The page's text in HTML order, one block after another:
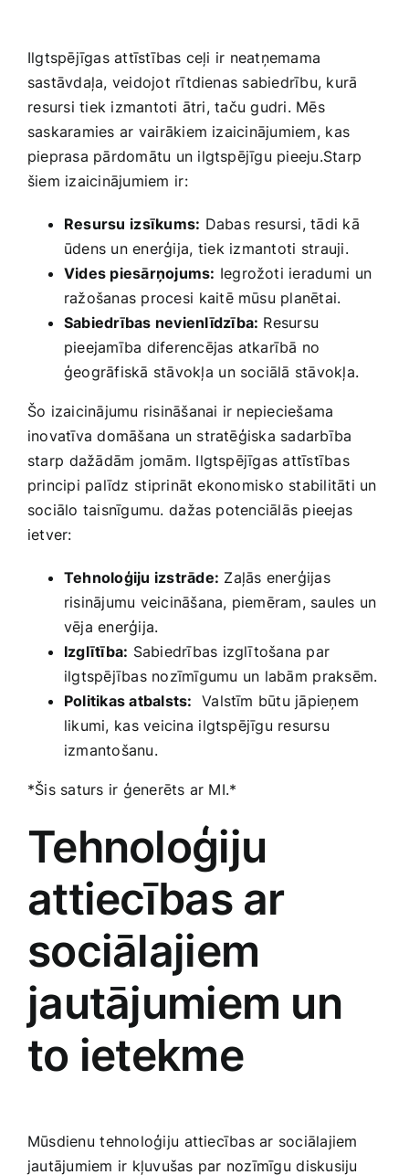
Ilgtspējīgas attīstības ceļi ir neatņemama
sastāvdaļa, veidojot ‍rītdienas ​sabiedrību, kurā
⁣resursi tiek izmantoti ātri, taču gudri. Mēs
saskaramies⁢ ar vairākiem izaicinājumiem, ⁣kas
pieprasa pārdomātu un ilgtspējīgu pieeju.Starp
šiem izaicinājumiem⁣ ir:
Resursu ⁢izsīkums: ‌Dabas resursi, tādi kā
ūdens un enerģija,⁣ tiek⁣ izmantoti⁤ strauji.
Vides piesārņojums: Iegrožoti ieradumi ⁤un
ražošanas ‌procesi⁢ kaitē mūsu planētai.
Sabiedrības ‌nevienlīdzība: ‌Resursu​
pieejamība diferencējas atkarībā no
ģeogrāfiskā stāvokļa ⁣un‌ sociālā‌ stāvokļa.
Šo‌ izaicinājumu risināšanai ir nepieciešama
inovatīva domāšana un stratēģiska sadarbība
starp ⁢dažādām jomām. Ilgtspējīgas attīstības
principi ‍palīdz ⁣stiprināt ekonomisko stabilitāti un
‍sociālo taisnīgumu. ⁢dažas​ potenciālās pieejas
ietver:
Tehnoloģiju izstrāde: Zaļās enerģijas
risinājumu veicināšana, piemēram, saules un​
vēja enerģija.
Izglītība: Sabiedrības izglītošana par
ilgtspējības nozīmīgumu un⁣ labām⁣ praksēm.
Politikas atbalsts: ​ Valstīm būtu jāpieņem
likumi,⁢ kas veicina⁢ ilgtspējīgu resursu
izmantošanu.
*Šis saturs ir ģenerēts ar MI.*
Tehnoloģiju
attiecības ar
sociālajiem
jautājumiem un
to ietekme
Mūsdienu⁢ tehnoloģiju⁤ attiecības ar sociālajiem
jautājumiem ir kļuvušas ⁣par nozīmīgu⁣ diskusiju⁤